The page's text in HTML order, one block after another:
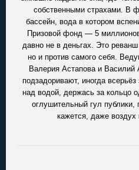
собственными страхами. В
бассейн, вода в котором
Призовой фонд — 5
давно не в деньгах. Это
но и против самого себя.
Валерия Астапова и
подзадоривают, иногда
над водой, держась за кольцо
оглушительный гул публики,
кажется, даже воздух